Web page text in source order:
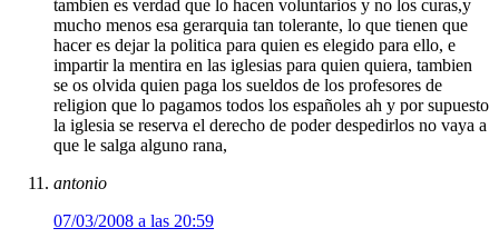
tambien es verdad que lo hacen voluntarios y no los curas,y
mucho menos esa gerarquia tan tolerante, lo que tienen que
hacer es dejar la politica para quien es elegido para ello, e
impartir la mentira en las iglesias para quien quiera, tambien
se os olvida quien paga los sueldos de los profesores de
religion que lo pagamos todos los españoles ah y por supuesto
la iglesia se reserva el derecho de poder despedirlos no vaya a
que le salga alguno rana,
antonio
07/03/2008 a las 20:59